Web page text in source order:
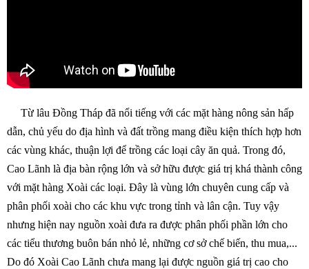
Từ lâu Đồng Tháp đã nổi tiếng với các mặt hàng nông sản hấp
dẫn, chủ yếu do địa hình và đất trồng mang điều kiện thích hợp hơn
các vùng khác, thuận lợi để trồng các loại cây ăn quả. Trong đó,
Cao Lãnh là địa bàn rộng lớn và sở hữu được giá trị khá thành công
với mặt hàng Xoài các loại. Đây là vùng lớn chuyên cung cấp và
phân phối xoài cho các khu vực trong tỉnh và lân cận. Tuy vậy
nhưng hiện nay nguồn xoài đưa ra được phân phối phần lớn cho
các tiểu thương buôn bán nhỏ lẻ, những cơ sở chế biến, thu mua,...
Do đó Xoài Cao Lãnh chưa mang lại được nguồn giá trị cao cho